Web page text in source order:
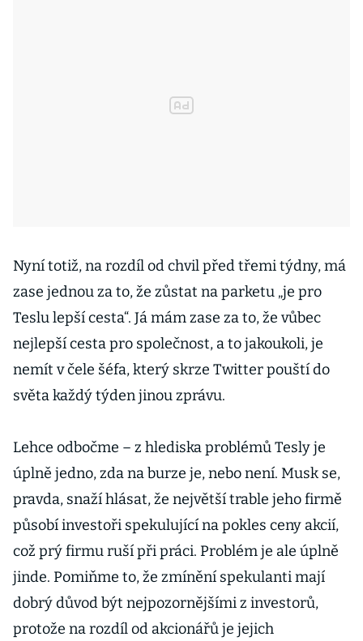
Nyní totiž, na rozdíl od chvil před třemi týdny, má
zase jednou za to, že zůstat na parketu „je pro
Teslu lepší cesta“. Já mám zase za to, že vůbec
nejlepší cesta pro společnost, a to jakoukoli, je
nemít v čele šéfa, který skrze Twitter pouští do
světa každý týden jinou zprávu.
Lehce odbočme – z hlediska problémů Tesly je
úplně jedno, zda na burze je, nebo není. Musk se,
pravda, snaží hlásat, že největší trable jeho firmě
působí investoři spekulující na pokles ceny akcií,
což prý firmu ruší při práci. Problém je ale úplně
jinde. Pomiňme to, že zmínění spekulanti mají
dobrý důvod být nejpozornějšími z investorů,
protože na rozdíl od akcionářů je jejich